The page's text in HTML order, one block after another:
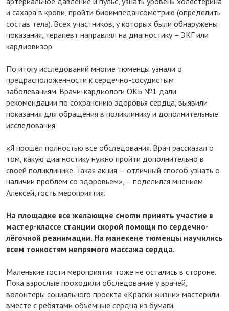
и сахара в крови, пройти биоимпедансометрию (определить
состав тела). Всех участников, у которых были обнаружены
показания, терапевт направлял на диагностику – ЭКГ или
кардиовизор.
По итогу исследований многие тюменцы узнали о
предрасположенности к сердечно-сосудистым
заболеваниям. Врачи-кардиологи ОКБ №1 дали
рекомендации по сохранению здоровья сердца, выявили
показания для обращения в поликлинику и дополнительные
исследования.
«Я прошел полностью все обследования. Врач рассказал о
том, какую диагностику нужно пройти дополнительно в
своей поликлинике. Такая акция — отличный способ узнать о
наличии проблем со здоровьем», – поделился мнением
Алексей, гость мероприятия.
На площадке все желающие смогли принять участие в
мастер-классе станции скорой помощи по сердечно-
лёгочной реанимации. На манекене тюменцы научились
всем тонкостям непрямого массажа сердца.
Маленькие гости мероприятия тоже не остались в стороне.
Пока взрослые проходили обследование у врачей,
волонтеры социального проекта «Краски жизни» мастерили
вместе с ребятами объёмные сердца из бумаги.